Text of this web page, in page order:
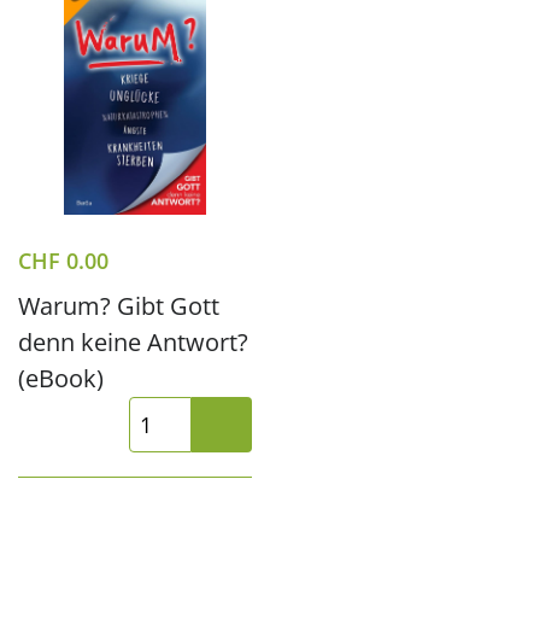
CHF 0.00
Warum? Gibt Gott
denn keine Antwort?
(eBook)